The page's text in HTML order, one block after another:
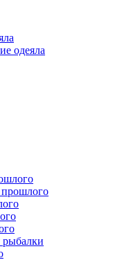
одеяла
прошлого